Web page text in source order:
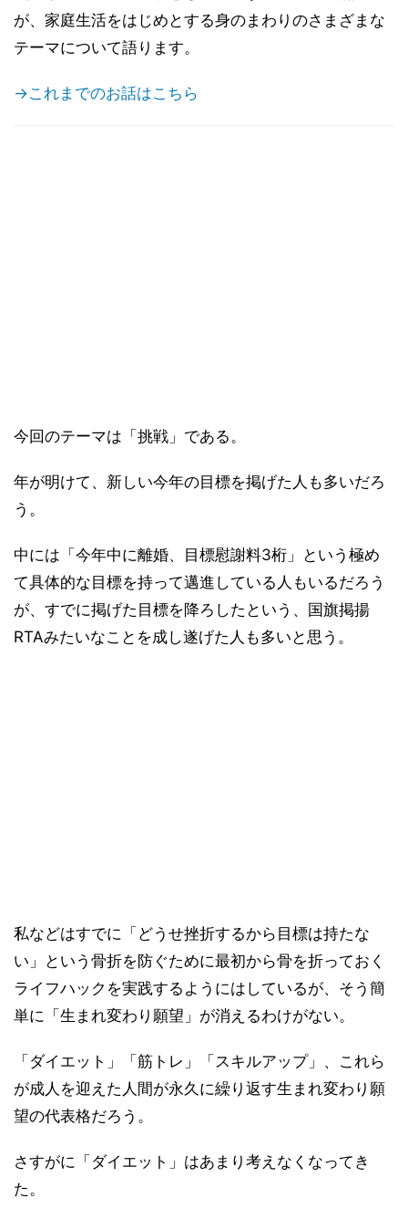
が、家庭生活をはじめとする身のまわりのさまざまな
テーマについて語ります。
→これまでのお話はこちら
今回のテーマは「挑戦」である。
年が明けて、新しい今年の目標を掲げた人も多いだろ
う。
中には「今年中に離婚、目標慰謝料3桁」という極め
て具体的な目標を持って邁進している人もいるだろう
が、すでに掲げた目標を降ろしたという、国旗掲揚
RTAみたいなことを成し遂げた人も多いと思う。
私などはすでに「どうせ挫折するから目標は持たな
い」という骨折を防ぐために最初から骨を折っておく
ライフハックを実践するようにはしているが、そう簡
単に「生まれ変わり願望」が消えるわけがない。
「ダイエット」「筋トレ」「スキルアップ」、これら
が成人を迎えた人間が永久に繰り返す生まれ変わり願
望の代表格だろう。
さすがに「ダイエット」はあまり考えなくなってき
た。